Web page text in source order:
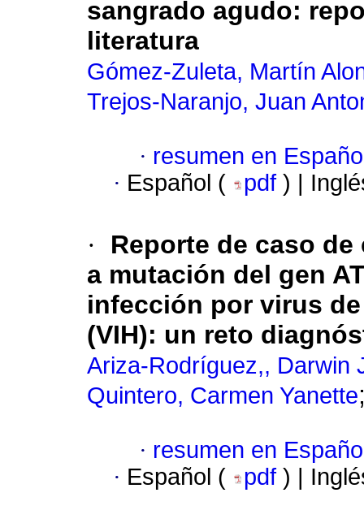
sangrado agudo:
literatura
Gómez-Zuleta, Martín
Trejos-Naranjo, Juan
· resumen en
· Español ( pdf ) |
·
Reporte de caso
a mutación del gen
infección por virus
(VIH): un reto
Ariza-Rodríguez,, Darwin
Quintero, Carmen Yanette
· resumen en
· Español ( pdf ) |